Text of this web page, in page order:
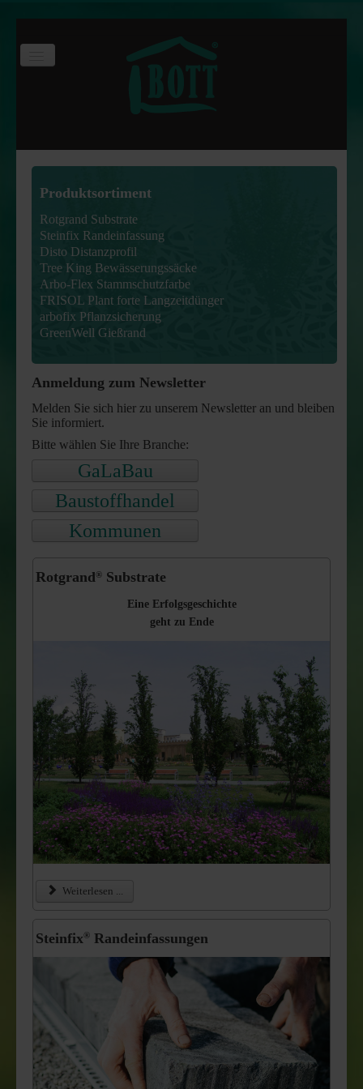
Downloads
Rotgrand Substrate
Steinfix Randeinfassung
Disto Distanzprofil
Tree King Bewässerungssäcke
Arbo-Flex Stammschutzfarbe
FRISOL Plant forte Langzeitdünger
arbofix Pflanzsicherung
Produktsortiment
Rotgrand Substrate
Steinfix Randeinfassung
Disto Distanzprofil
Tree King Bewässerungssäcke
Arbo-Flex Stammschutzfarbe
FRISOL Plant forte Langzeitdünger
arbofix Pflanzsicherung
GreenWell Gießrand
Anmeldung zum Newsletter
Melden Sie sich hier zu unserem Newsletter an und bleiben
Sie informiert.
Bitte wählen Sie Ihre Branche:
GaLaBau
Baustoffhandel
Kommunen
Rotgrand® Substrate
Eine Erfolgsgeschichte
geht zu Ende
Weiterlesen ...
Steinfix® Randeinfassungen